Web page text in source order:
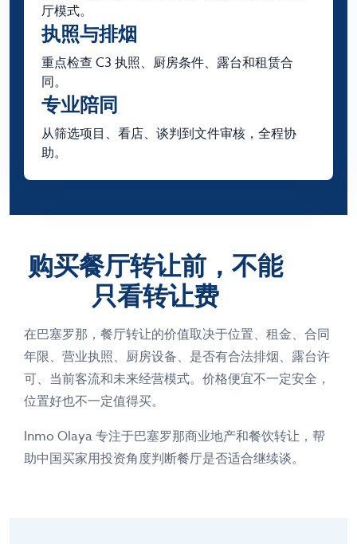
厅模式。
执照与排烟
重点检查 C3 执照、厨房条件、露台和租赁合
同。
专业陪同
从筛选项目、看店、谈判到文件审核，全程协
助。
购买餐厅转让前，不能
只看转让费
在巴塞罗那，餐厅转让的价值取决于位置、租金、合同
年限、营业执照、厨房设备、是否有合法排烟、露台许
可、当前客流和未来经营模式。价格便宜不一定安全，
位置好也不一定值得买。
Inmo Olaya 专注于巴塞罗那商业地产和餐饮转让，帮
助中国买家用投资角度判断餐厅是否适合继续谈。